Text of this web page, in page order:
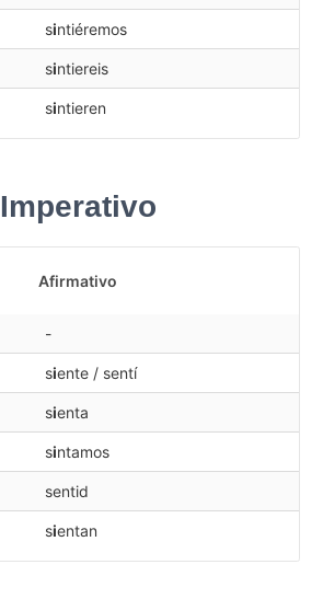
sintiéremos
sintiereis
sintieren
Imperativo
Afirmativo
-
siente / sentí
sienta
sintamos
sentid
sientan